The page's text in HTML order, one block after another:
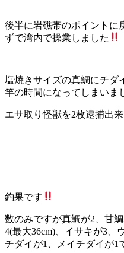
後半に岩礁帯のポイントに
ずで湾内で操業しました
塩焼きサイズの真鯛にチダ
竿の時間になってしまいま
エサ取り怪獣を2枚逮捕出
釣果です
数のみですが真鯛が2、甘
4(最大36cm)、イサキが3、
チダイが1、メイチダイが1